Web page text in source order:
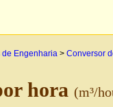
Engenharia > Conversor
hora (m³/